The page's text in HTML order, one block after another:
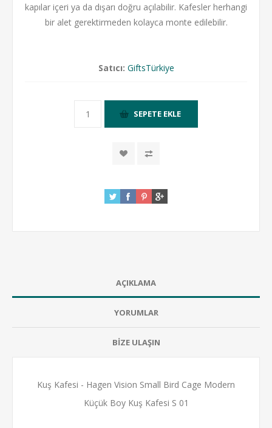
kapılar içeri ya da dışarı doğru açılabilir. Kafesler herhangi
bir alet gerektirmeden kolayca monte edilebilir.
Satıcı: GiftsTürkiye
AÇIKLAMA
YORUMLAR
BİZE ULAŞIN
Kuş Kafesi - Hagen Vision Small Bird Cage Modern
Küçük Boy Kuş Kafesi S 01